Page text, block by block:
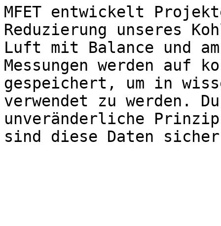
MFET entwickelt
Reduzierung unseres
Luft mit Balance und
Messungen werden auf
gespeichert, um in
verwendet zu werden.
unveränderliche